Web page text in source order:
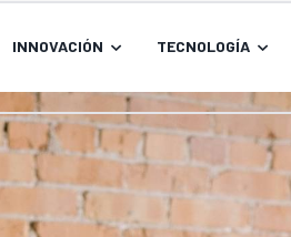
INNOVACIÓN TECNOLOGÍA